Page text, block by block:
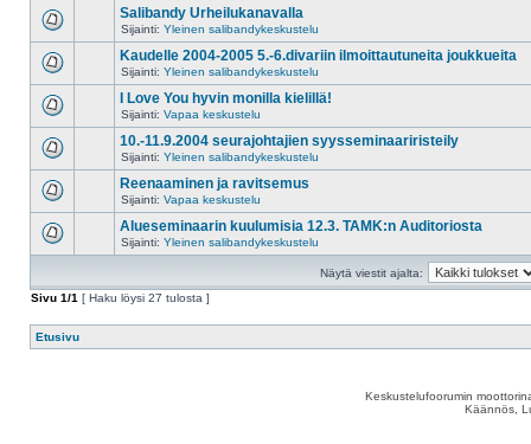
Salibandy Urheilukanavalla
Sijainti: Yleinen salibandykeskustelu
Kaudelle 2004-2005 5.-6.divariin ilmoittautuneita joukkueita
Sijainti: Yleinen salibandykeskustelu
I Love You hyvin monilla kielillä!
Sijainti: Vapaa keskustelu
10.-11.9.2004 seurajohtajien syysseminaariristeily
Sijainti: Yleinen salibandykeskustelu
Reenaaminen ja ravitsemus
Sijainti: Vapaa keskustelu
Alueseminaarin kuulumisia 12.3. TAMK:n Auditoriosta
Sijainti: Yleinen salibandykeskustelu
Näytä viestit ajalta:
Sivu 1/1 [ Haku löysi 27 tulosta ]
Etusivu
Keskustelufoorumin
Käännös,